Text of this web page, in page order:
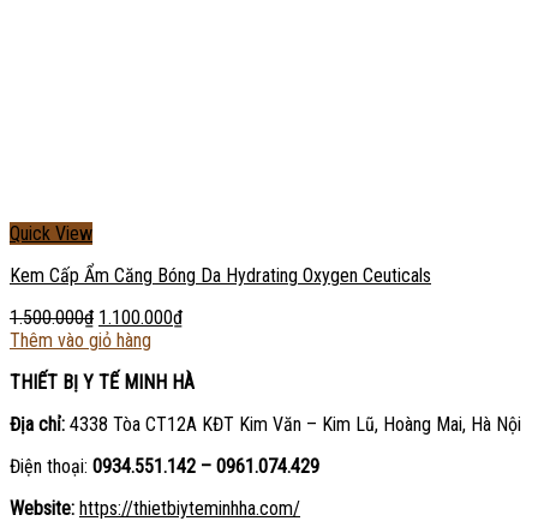
Quick View
Kem Cấp Ẩm Căng Bóng Da Hydrating Oxygen Ceuticals
1.500.000₫ 1.100.000₫
Thêm vào giỏ hàng
THIẾT BỊ Y TẾ MINH HÀ
Địa chỉ: 4338 Tòa CT12A KĐT Kim Văn – Kim Lũ, Hoàng Mai, Hà Nội
Điện thoại: 0934.551.142 – 0961.074.429
Website: https://thietbiyteminhha.com/